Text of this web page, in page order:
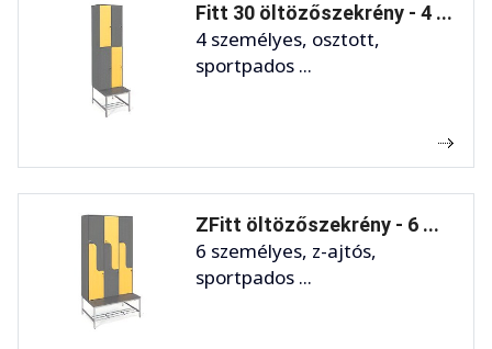
Fitt 30 öltözőszekrény - 4 ...
4 személyes, osztott,
sportpados ...
ZFitt öltözőszekrény - 6 ...
6 személyes, z-ajtós,
sportpados ...